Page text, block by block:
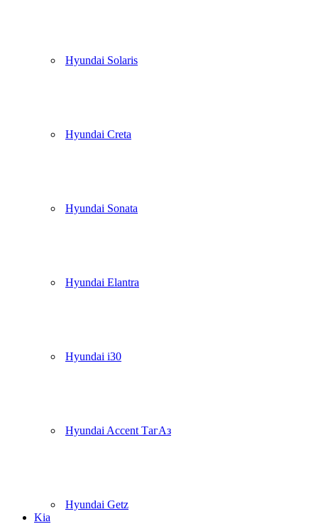
Hyundai Solaris
Hyundai Creta
Hyundai Sonata
Hyundai Elantra
Hyundai i30
Hyundai Accent ТагАз
Hyundai Getz
Kia